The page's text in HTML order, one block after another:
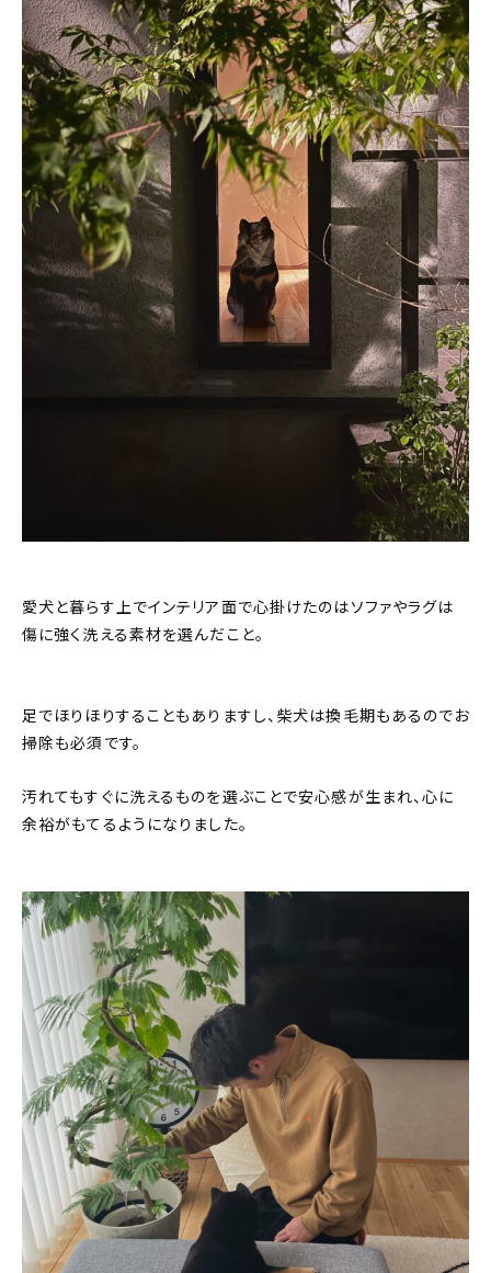
愛犬と暮らす上でインテリア面で心掛けたのはソファやラグは
傷に強く洗える素材を選んだこと。
足でほりほりすることもありますし、柴犬は換毛期もあるのでお
掃除も必須です。
汚れてもすぐに洗えるものを選ぶことで安心感が生まれ、心に
余裕がもてるようになりました。